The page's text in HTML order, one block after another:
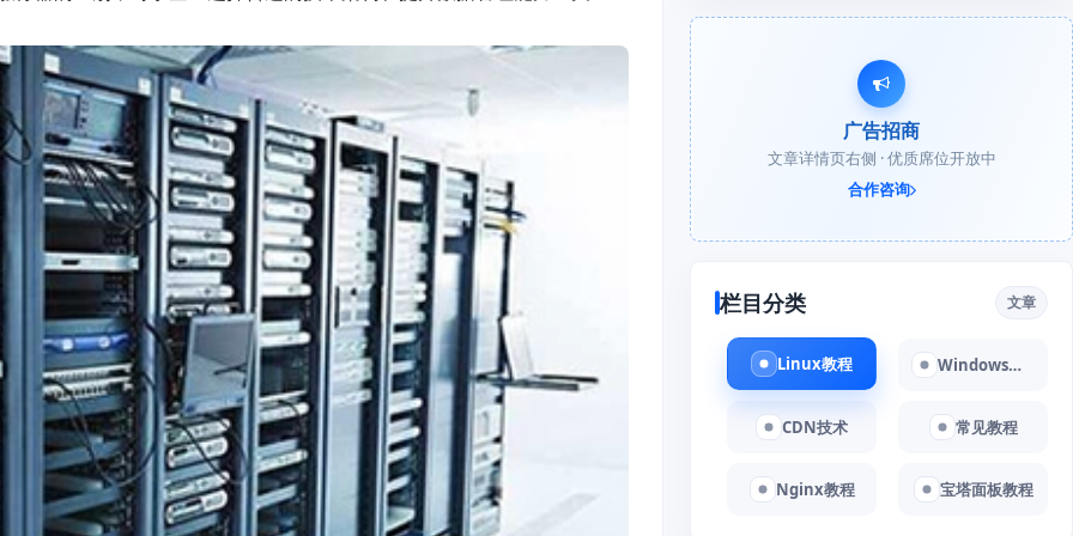
广告招商
文章详情页右侧 · 优质席位开放中
合作咨询
栏目分类 文章
Linux教程 Windows教程
CDN技术 常见教程
Nginx教程 宝塔面板教程